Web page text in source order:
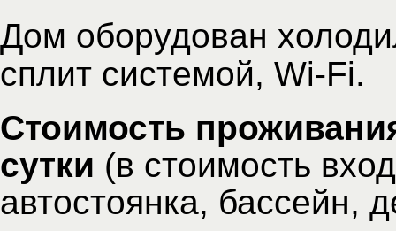
Дом оборудован
сплит системой, Wi-Fi.
Стоимость
сутки (в стоимость
автостоянка, бассейн,